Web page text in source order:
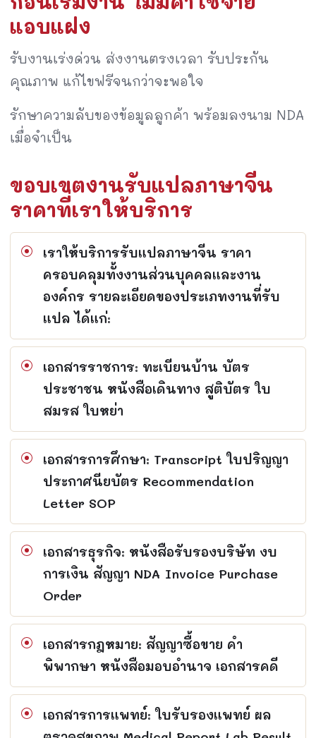
แอบแฝง
รับงานเร่งด่วน ส่งงานตรงเวลา รับประกัน
คุณภาพ แก้ไขฟรีจนกว่าจะพอใจ
รักษาความลับของข้อมูลลูกค้า พร้อมลงนาม NDA
เมื่อจำเป็น
ขอบเขตงานรับแปลภาษาจีน
ราคาที่เราให้บริการ
เราให้บริการรับแปลภาษาจีน ราคา
ครอบคลุมทั้งงานส่วนบุคคลและงาน
องค์กร รายละเอียดของประเภทงานที่รับ
แปล ได้แก่:
เอกสารราชการ: ทะเบียนบ้าน บัตร
ประชาชน หนังสือเดินทาง สูติบัตร ใบ
สมรส ใบหย่า
เอกสารการศึกษา: Transcript ใบปริญญา
ประกาศนียบัตร Recommendation
Letter SOP
เอกสารธุรกิจ: หนังสือรับรองบริษัท งบ
การเงิน สัญญา NDA Invoice Purchase
Order
เอกสารกฎหมาย: สัญญาซื้อขาย คำ
พิพากษา หนังสือมอบอำนาจ เอกสารคดี
เอกสารการแพทย์: ใบรับรองแพทย์ ผล